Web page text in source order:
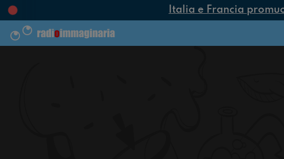
Italia e Francia